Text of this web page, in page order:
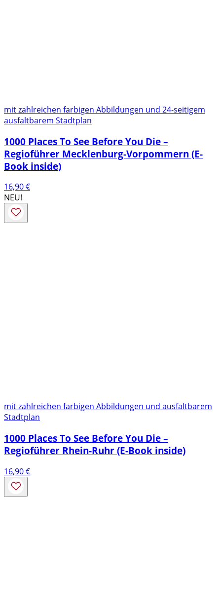
mit zahlreichen farbigen Abbildungen und 24-seitigem
ausfaltbarem Stadtplan
1000 Places To See Before You Die –
Regioführer Mecklenburg-Vorpommern (E-
Book inside)
16,90€
NEU!
mit zahlreichen farbigen Abbildungen und ausfaltbarem
Stadtplan
1000 Places To See Before You Die –
Regioführer Rhein-Ruhr (E-Book inside)
16,90€